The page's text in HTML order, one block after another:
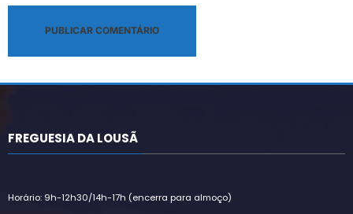
FREGUESIA DA LOUSÃ
Horário: 9h-12h30/14h-17h (encerra para almoço)